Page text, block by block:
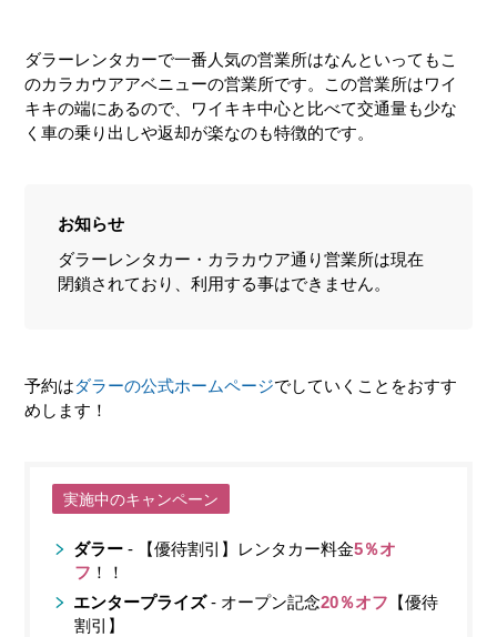
ダラーレンタカーで一番人気の営業所はなんといってもこ
のカラカウアアベニューの営業所です。この営業所はワイ
キキの端にあるので、ワイキキ中心と比べて交通量も少な
く車の乗り出しや返却が楽なのも特徴的です。
お知らせ
ダラーレンタカー・カラカウア通り営業所は現在
閉鎖されており、利用する事はできません。
予約はダラーの公式ホームページでしていくことをおすす
めします！
実施中のキャンペーン
ダラー- 【優待割引】レンタカー料金5％オ
フ ！！
エンタープライズ- オープン記念20％オフ 【優待
割引】